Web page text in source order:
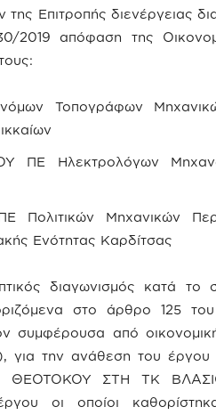
Επιτροπής διενέργειας
2019 απόφαση της
Τοπογράφων
ΠΕ Ηλεκτρολόγων
Πολιτικών Μηχανικών
Ενότητας Καρδίτσας
διαγωνισμός κατά το
στο άρθρο 125 του
συμφέρουσα από
για την ανάθεση του
ΘΕΟΤΟΚΟΥ ΣΤΗ ΤΚ
οι οποίοι